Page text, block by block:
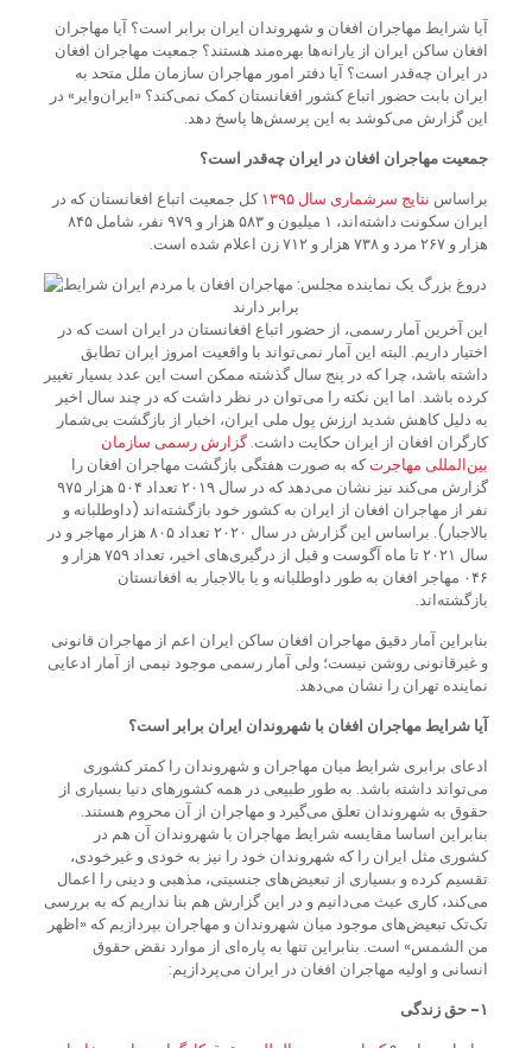
آیا شرایط مهاجران افغان و شهروندان ایران برابر است؟ آیا مهاجران
افغان ساکن ایران از یارانه‌ها بهره‌مند هستند؟ جمعیت مهاجران افغان
در ایران چه‌قدر است؟ آیا دفتر امور مهاجران سازمان ملل متحد به
ایران بابت حضور اتباع کشور افغانستان کمک نمی‌کند؟ «ایران‌وایر» در
این گزارش می‌کوشد به این پرسش‌ها پاسخ دهد.
جمعیت مهاجران افغان در ایران چه‌قدر است؟
براساس نتایج سرشماری سال
کل جمعیت اتباع افغانستان که در
ایران سکونت داشته‌اند، ۱ میلیون و ۵۸۳ هزار و ۹۷۹ نفر، شامل ۸۴۵
هزار و ۲۶۷ مرد و ۷۳۸ هزار و ۷۱۲ زن اعلام شده است.
این آخرین آمار رسمی، از حضور اتباع افغانستان در ایران است که در
اختیار داریم. البته این آمار نمی‌تواند با واقعیت امروز ایران تطابق
داشته باشد، چرا که در پنج سال گذشته ممکن است این عدد بسیار تغییر
کرده باشد. اما این نکته را می‌توان در نظر داشت که در چند سال اخیر
به دلیل کاهش شدید ارزش پول ملی ایران، اخبار از بازگشت بی‌شمار
کارگران افغان از ایران حکایت داشت.گزارشرسمی سازمان
بینالمللی مهاجرتکه به صورت هفتگی بازگشت مهاجران افغان را
گزارش می‌کند نیز نشان می‌دهد که در سال ۲۰۱۹ تعداد ۵۰۴ هزار ۹۷۵
نفر از مهاجران افغان از ایران به کشور خود بازگشته‌اند (داوطلبانه و
بالاجبار). براساس این گزارش در سال ۲۰۲۰ تعداد ۸۰۵ هزار مهاجر و در
سال ۲۰۲۱ تا ماه آگوست و قبل از درگیری‌های اخیر، تعداد ۷۵۹ هزار و
۰۴۶ مهاجر افغان به طور داوطلبانه و یا بالاجبار به افغانستان
بازگشته‌اند.
بنابراین آمار دقیق مهاجران افغان ساکن ایران اعم از مهاجران قانونی
و غیرقانونی روشن نیست؛ ولی آمار رسمی موجود نیمی از آمار ادعایی
نماینده تهران را نشان می‌دهد.
آیا شرایط مهاجران افغان با شهروندان ایران برابر است؟
ادعای برابری شرایط میان مهاجران و شهروندان را کمتر کشوری
می‌تواند داشته باشد. به طور طبیعی در همه کشورهای دنیا بسیاری از
حقوق به شهروندان تعلق می‌گیرد و مهاجران از آن محروم هستند.
بنابراین اساسا مقایسه شرایط مهاجران با شهروندان آن هم در
کشوری مثل ایران را که شهروندان خود را نیز به خودی و غیرخودی،
تقسیم کرده و بسیاری از تبعیض‌های جنسیتی، مذهبی و دینی را اعمال
می‌کند، کاری عبث می‌دانیم و در این گزارش هم بنا نداریم که به بررسی
تک‌تک تبعیض‌های موجود میان شهروندان و مهاجران بپردازیم که «اظهر
من الشمس» است. بنابراین تنها به پاره‌ای از موارد نقض حقوق
انسانی و اولیه مهاجران افغان در ایران می‌پردازیم:
۱- حق زندگی